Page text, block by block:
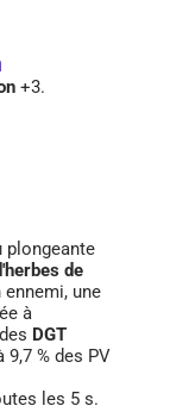
+3.
plongeante
de
une
à
DGT
9,7 % des PV
les 5 s.